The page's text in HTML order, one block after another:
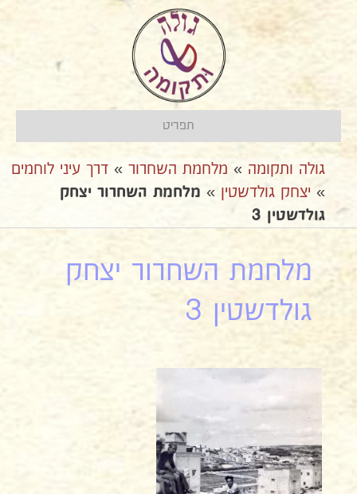
תפריט
גולה ותקומה » מלחמת השחרור » דרך עיני לוחמים
» יצחק גולדשטין » מלחמת השחרור יצחק
גולדשטין 3
מלחמת השחרור יצחק
גולדשטין 3